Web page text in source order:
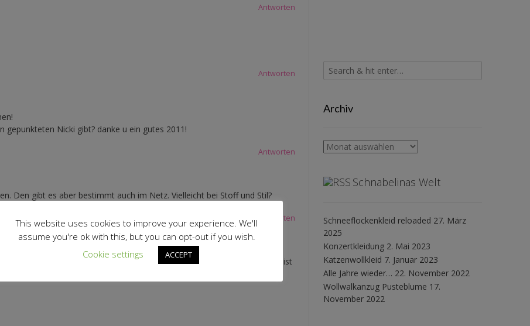
Antworten
Antworten
Nicki gibt? danke u ein gutes 2011!
Antworten
Den gibt es aber bestimmt auch im Netz. Vielleicht bei Stoff und Stil?
Antworten
kurzem deine süße Zwergenmütze für meinen Jüngsten genäht hab. Sie ist
Archiv
Archiv
Schnabelinas Welt
Schneeflockenkleid reloaded 27. März
2025
Konzertkleidung 2. Mai 2023
Katzenwollkleid 7. Januar 2023
Alle Jahre wieder… 22. November 2022
Wollwalkanzug Pusteblume 17.
November 2022
This website uses cookies to improve your experience. We'll
assume you're ok with this, but you can opt-out if you wish.
Cookie settings
ACCEPT